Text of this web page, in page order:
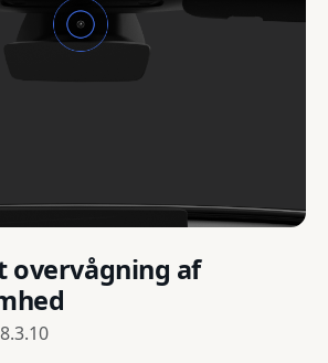
overvågning af